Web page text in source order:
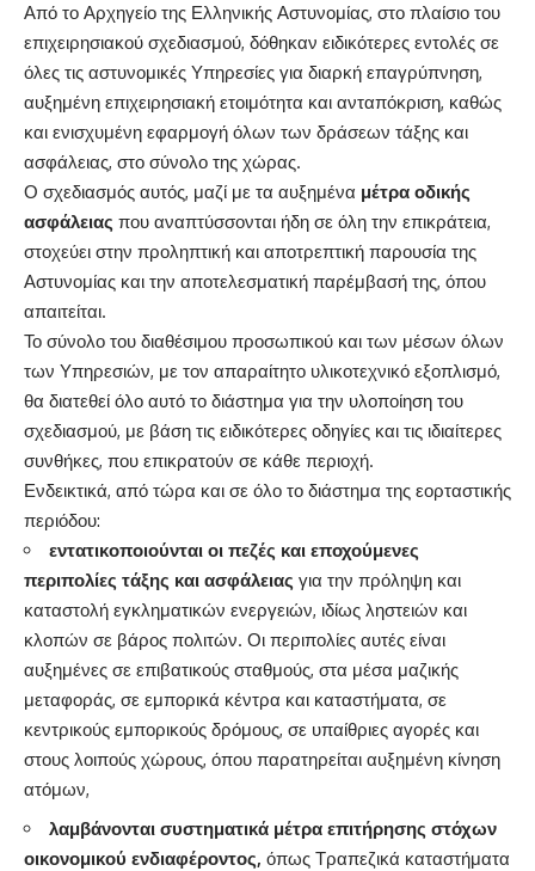
Από το Αρχηγείο της Ελληνικής Αστυνομίας, στο πλαίσιο του
επιχειρησιακού σχεδιασμού, δόθηκαν ειδικότερες εντολές σε
όλες τις αστυνομικές Υπηρεσίες για διαρκή επαγρύπνηση,
αυξημένη επιχειρησιακή ετοιμότητα και ανταπόκριση, καθώς
και ενισχυμένη εφαρμογή όλων των δράσεων τάξης και
ασφάλειας, στο σύνολο της χώρας.
Ο σχεδιασμός αυτός, μαζί με τα αυξημένα μέτρα οδικής
ασφάλειας που αναπτύσσονται ήδη σε όλη την επικράτεια,
στοχεύει στην προληπτική και αποτρεπτική παρουσία της
Αστυνομίας και την αποτελεσματική παρέμβασή της, όπου
απαιτείται.
Το σύνολο του διαθέσιμου προσωπικού και των μέσων όλων
των Υπηρεσιών, με τον απαραίτητο υλικοτεχνικό εξοπλισμό,
θα διατεθεί όλο αυτό το διάστημα για την υλοποίηση του
σχεδιασμού, με βάση τις ειδικότερες οδηγίες και τις ιδιαίτερες
συνθήκες, που επικρατούν σε κάθε περιοχή.
Ενδεικτικά, από τώρα και σε όλο το διάστημα της εορταστικής
περιόδου:
εντατικοποιούνται οι πεζές και εποχούμενες
περιπολίες τάξης και ασφάλειας για την πρόληψη και
καταστολή εγκληματικών ενεργειών, ιδίως ληστειών και
κλοπών σε βάρος πολιτών. Οι περιπολίες αυτές είναι
αυξημένες σε επιβατικούς σταθμούς, στα μέσα μαζικής
μεταφοράς, σε εμπορικά κέντρα και καταστήματα, σε
κεντρικούς εμπορικούς δρόμους, σε υπαίθριες αγορές και
στους λοιπούς χώρους, όπου παρατηρείται αυξημένη κίνηση
ατόμων,
λαμβάνονται συστηματικά μέτρα επιτήρησης στόχων
οικονομικού ενδιαφέροντος, όπως Τραπεζικά καταστήματα